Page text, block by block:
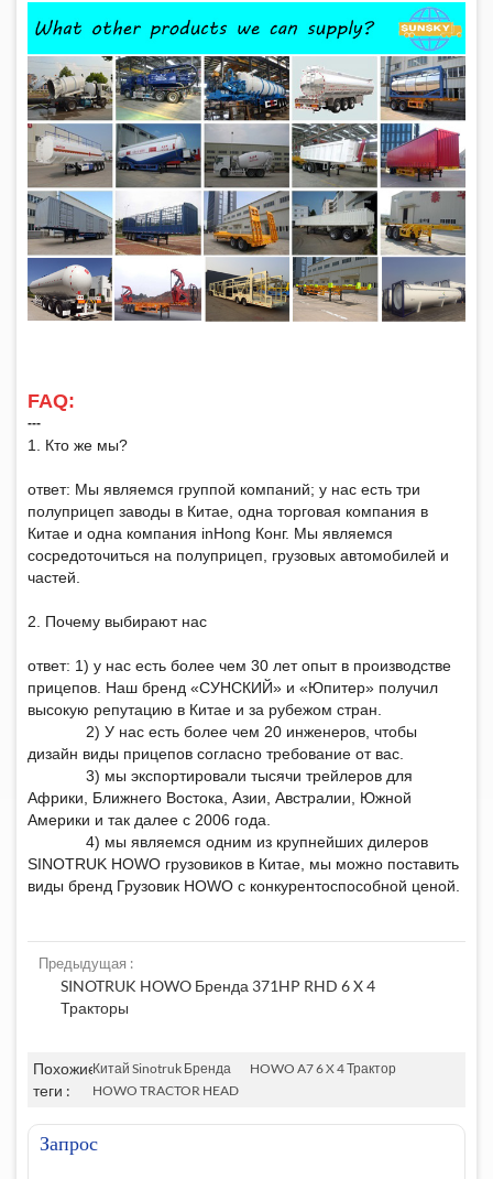
FAQ:
‑‑‑
1. Кто же мы?
ответ: Мы являемся группой компаний; у нас есть три
полуприцеп заводы в Китае, одна торговая компания в
Китае и одна компания inHong Конг. Мы являемся
сосредоточиться на полуприцеп, грузовых автомобилей и
частей.
2. Почему выбирают нас
ответ: 1) у нас есть более чем 30 лет опыт в производстве
прицепов. Наш бренд «СУНСКИЙ» и «Юпитер» получил
высокую репутацию в Китае и за рубежом стран.
2) У нас есть более чем 20 инженеров, чтобы
дизайн виды прицепов согласно требование от вас.
3) мы экспортировали тысячи трейлеров для
Африки, Ближнего Востока, Азии, Австралии, Южной
Америки и так далее с 2006 года.
4) мы являемся одним из крупнейших дилеров
SINOTRUK HOWO грузовиков в Китае, мы можно поставить
виды бренд Грузовик HOWO с конкурентоспособной ценой.
Предыдущая :
SINOTRUK HOWO Бренда 371HP RHD 6 X 4
Тракторы
Похожие
теги :
Китай Sinotruk Бренда
HOWO A7 6 X 4 Трактор
HOWO TRACTOR HEAD
Запрос